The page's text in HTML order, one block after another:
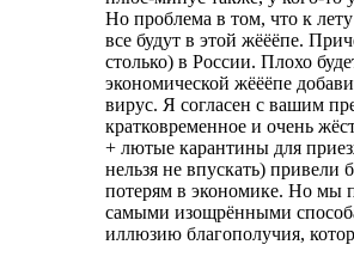
Но проблема в том, что к
все будут в этой жёёёпе.
столько) в России. Плохо
экономической жёёёпе
вирус. Я согласен с вашим
кратковременное и очень
+ лютые карантины для
нельзя не впускать)
потерям в экономике. Но мы
самыми изощрёнными
иллюзию благополучия,